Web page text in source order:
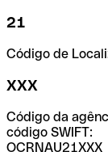
21
Código de
XXX
Código da
código SWIFT:
OCRNAU21XXX